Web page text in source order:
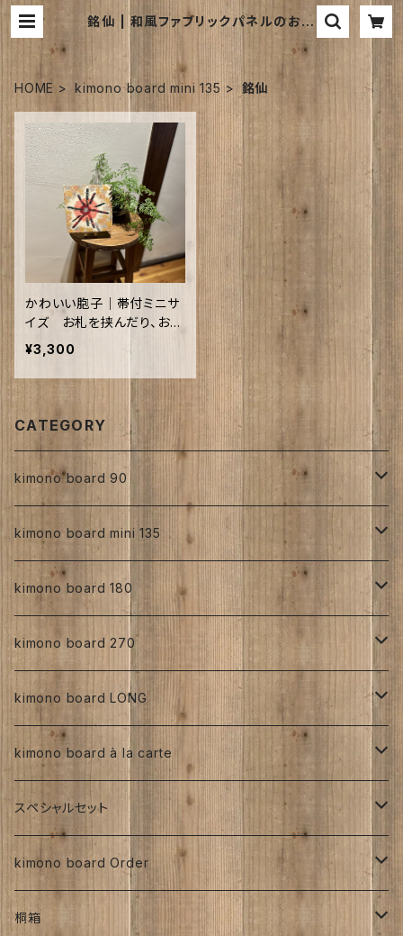
銘仙 | 和風ファブリックパネルのお店
｜kimono board webshop ｜キ
モノボードウェブショップは
HOME kimono board mini 135 銘仙
かわいい胞子｜帯付ミニサ
イズ お札を挟んだり、お守
りにも♥
¥3,300
CATEGORY
kimono board 90
正絹
縮緬
kimono board mini 135
正絹
手書き
型染め
その他、紅型、ろうけつ等
大正着物 ビンテージ品
京都三年坂
ち江すさん
人絹
手書き
型染め
その他、紅型、ろうけつ
その他
銘仙
kimono board 180
正絹
手書き
型染め
その他、紅型、ろうけつ等
人絹
手書き
型染め
その他、紅型、ろうけつ等
その他
交織
大正浪漫
ビンテージ古布
kimono board 270
正絹
ろうけつ染め
ち江すさん
工房チリントゥさん
紅型染め
人絹
その他
交織
大正浪漫
kimono board LONG
正絹
書入り
伊藤瑞賢氏
ち江すさん
人絹
その他
ち江すさん
kimono board à la carte
正絹
明治着物
大正着物
人絹
金彩加工
その他
スペシャルセット
太山寺SET ／ 珈琲と焼き菓子セット
お茶と和菓子セット
kimono board Order
正絹
桐箱